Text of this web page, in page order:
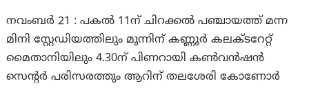
നവംബർ 21 : പകല്‍ 11ന് ചിറക്കല്‍ പഞ്ചായത്ത് മന്ന
മിനി സ്റ്റേഡിയത്തിലും മൂന്നിന് കണ്ണൂര്‍ കലക്‌ടറേറ്റ്
മൈതാനിയിലും 4.30ന് പിണറായി കണ്‍വൻഷൻ
സെന്‍റര്‍ പരിസരത്തും ആറിന് തലശേരി കോണോര്‍